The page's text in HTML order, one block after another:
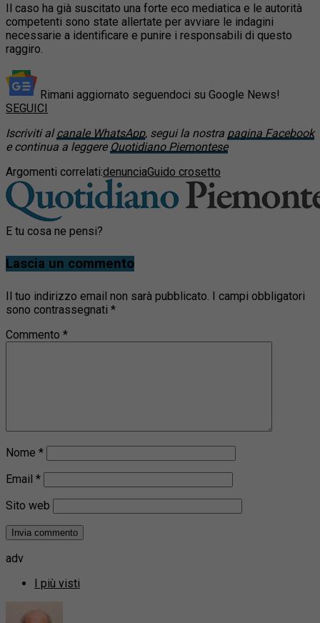
Il caso ha già suscitato una forte eco mediatica e le autorità
competenti sono state allertate per avviare le indagini
necessarie a identificare e punire i responsabili di questo
raggiro.
Rimani aggiornato seguendoci su Google News!
SEGUICI
Iscriviti alcanale WhatsApp, segui la nostra pagina Facebook
e continua a leggere Quotidiano Piemontese
Argomenti correlati:denunciaGuido crosetto
E tu cosa ne pensi?
Lascia un commento
Il tuo indirizzo email non sarà pubblicato. I campi obbligatori
sono contrassegnati *
Commento *
Nome *
Email *
Sito web
adv
I più visti